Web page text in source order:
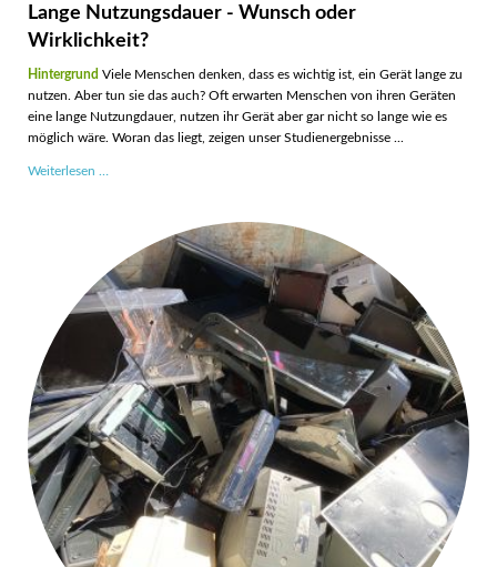
Lange Nutzungsdauer - Wunsch oder
Wirklichkeit?
Hintergrund Viele Menschen denken, dass es wichtig ist, ein Gerät lange zu
nutzen. Aber tun sie das auch? Oft erwarten Menschen von ihren Geräten
eine lange Nutzungdauer, nutzen ihr Gerät aber gar nicht so lange wie es
möglich wäre. Woran das liegt, zeigen unser Studienergebnisse ...
Weiterlesen …
Wirklichkeit?